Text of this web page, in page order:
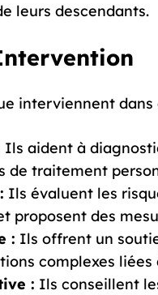
leurs descendants.
interviennent
Ils aident à
de traitement
Ils évaluent les
proposent des
: Ils offrent un
complexes
: Ils conseillent